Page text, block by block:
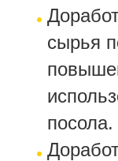
сырья
посола.